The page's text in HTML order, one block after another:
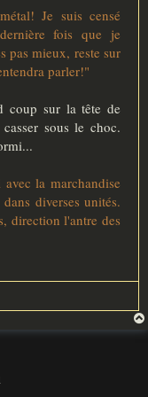
Je suis censé
fois que je
pas mieux, reste sur
parler!"
coup sur la tête de
sous le choc.
la marchandise
diverses unités.
direction l'antre des